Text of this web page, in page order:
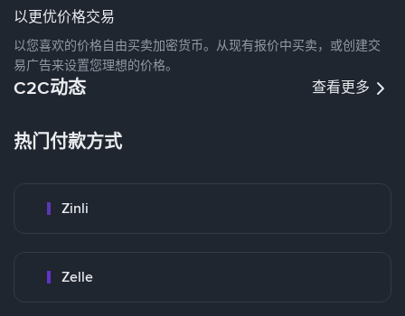
以更优价格交易
以您喜欢的价格自由买卖加密货币。从现有报价中买卖，或创建交
易广告来设置您理想的价格。
C2C动态 查看更多
热门付款方式
Zinli
Zelle